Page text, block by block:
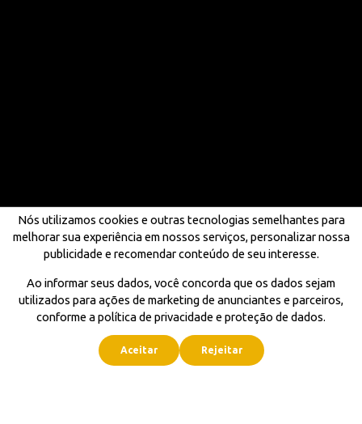
Nós utilizamos cookies e outras tecnologias semelhantes para
melhorar sua experiência em nossos serviços, personalizar nossa
publicidade e recomendar conteúdo de seu interesse.
Ao informar seus dados, você concorda que os dados sejam
utilizados para ações de marketing de anunciantes e parceiros,
conforme a política de privacidade e proteção de dados.
Aceitar Rejeitar